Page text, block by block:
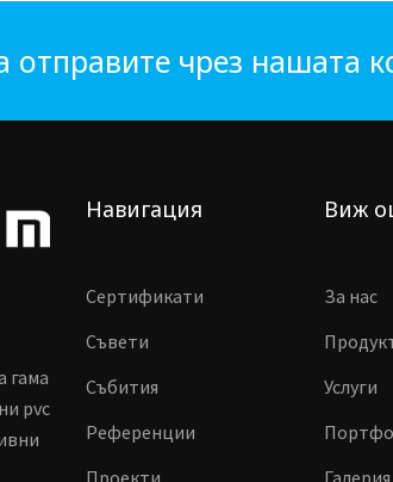
чрез нашата
гама
pvc
Навигация
Сертификати
Съвети
Събития
Референции
Проекти
Виж
За нас
Услуги
Галерия